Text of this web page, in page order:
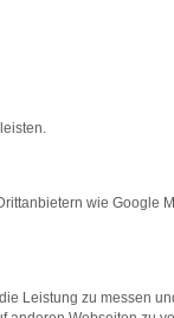
|
ob Sie
Autohaus
Straßen von
wie Google
Leistung zu messen